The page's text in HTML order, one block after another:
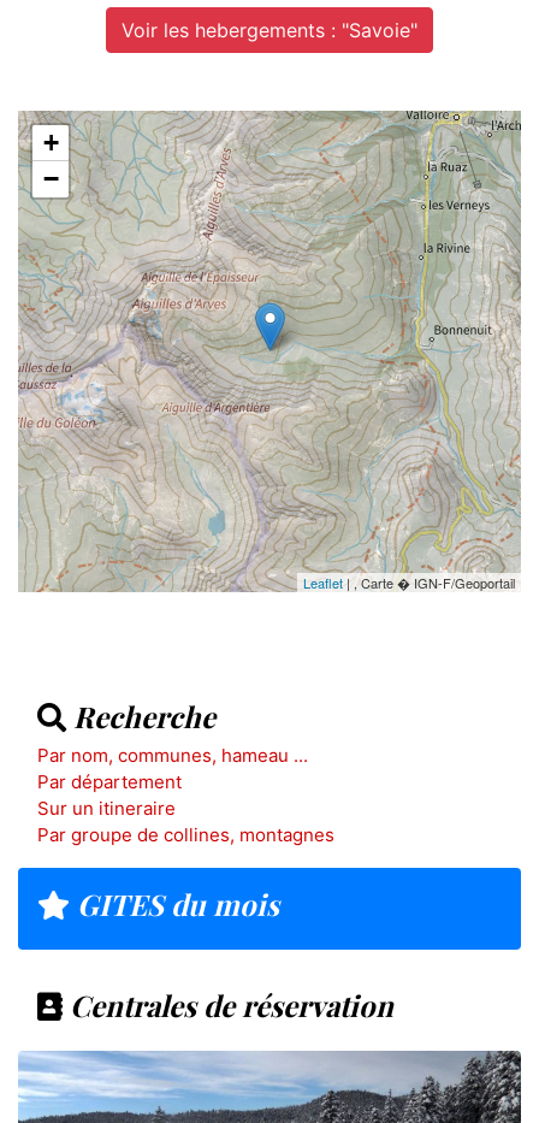
Voir les hebergements : "Savoie"
+
−
Leaflet| , Carte � IGN-F/Geoportail
Recherche
Par nom, communes, hameau ...
Par département
Sur un itineraire
Par groupe de collines, montagnes
GITES du mois
Centrales de réservation